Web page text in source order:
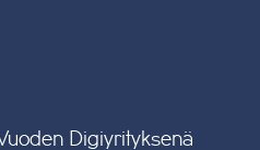
Digiyrityksenä